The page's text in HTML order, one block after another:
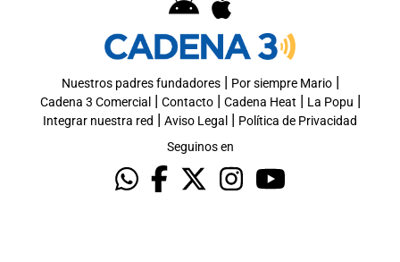
Nuestros padres fundadores| Por siempre Mario|
Cadena 3 Comercial | Contacto| Cadena Heat | La Popu |
Integrar nuestra red | Aviso Legal | Política de Privacidad
Seguinos en